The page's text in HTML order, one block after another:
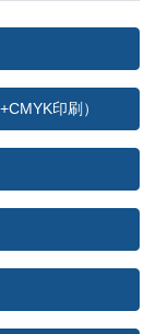
印刷）